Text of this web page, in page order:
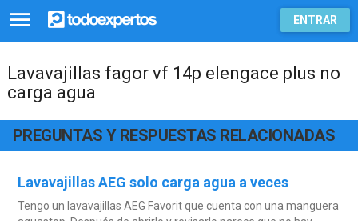
ENTRAR
Lavavajillas fagor vf 14p elengace plus no
carga agua
PREGUNTAS Y RESPUESTAS RELACIONADAS
Lavavajillas AEG solo carga agua a veces
Tengo un lavavajillas AEG Favorit que cuenta con una manguera